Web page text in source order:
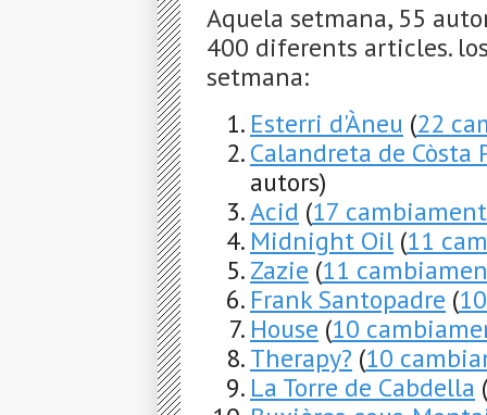
Aquela setmana, 55
400 diferents articles.
setmana:
Esterri d'Àneu (22
Calandreta de Còsta
autors)
Acid (17
Midnight Oil (11
Zazie (11
Frank Santopadre (
House (10
Therapy? (10
La Torre de Cabdella (